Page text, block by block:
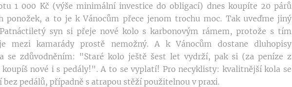
1 000 Kč (výše minimální investice do obligací) dnes koupíte 20 párů
ponožek, a to je k Vánocům přece jenom trochu moc. Tak uveďme jiný
syn si přeje nové kolo s karbonovým rámem, protože s tím
mezi kamarády prostě nemožný. A k Vánocům dostane dluhopisy
se zdůvodněním: "Staré kolo ještě šest let vydrží, pak si (za peníze z
nové i s pedály!". A to se vyplatí! Pro necyklisty: kvalitnější kola se
bez pedálů, případně s atrapou stěží použitelnou v praxi.